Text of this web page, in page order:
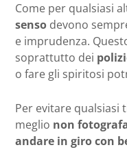
Come per qualsiasi
senso devono
e imprudenza.
soprattutto dei
o fare gli spiritosi
Per evitare qualsiasi
meglio non
andare in giro con